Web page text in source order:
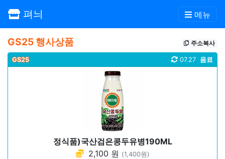
펴늬 메뉴
GS25 행사상품 주소복사
GS25 음료
07.27
정식품)국산검은콩두유병190ML
2,100 원 (1,400원)